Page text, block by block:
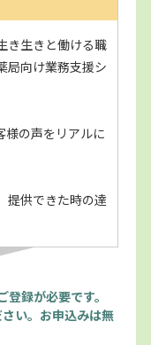
き生きと働ける職
局向け業務支援シ
様の声をリアルに
提供できた時の達
録が必要です。
い。お申込みは無